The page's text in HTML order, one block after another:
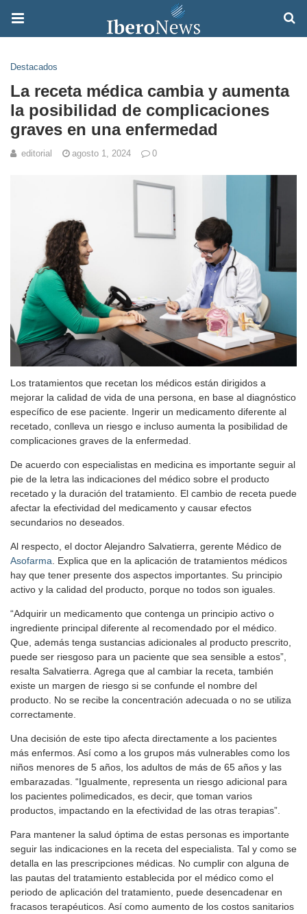
Destacados
La receta médica cambia y aumenta
la posibilidad de complicaciones
graves en una enfermedad
editorial agosto 1, 2024 0
Los tratamientos que recetan los médicos están dirigidos a
mejorar la calidad de vida de una persona, en base al diagnóstico
específico de ese paciente. Ingerir un medicamento diferente al
recetado, conlleva un riesgo e incluso aumenta la posibilidad de
complicaciones graves de la enfermedad.
De acuerdo con especialistas en medicina es importante seguir al
pie de la letra las indicaciones del médico sobre el producto
recetado y la duración del tratamiento. El cambio de receta puede
afectar la efectividad del medicamento y causar efectos
secundarios no deseados.
Al respecto, el doctor Alejandro Salvatierra, gerente Médico de
Asofarma . Explica que en la aplicación de tratamientos médicos
hay que tener presente dos aspectos importantes. Su principio
activo y la calidad del producto, porque no todos son iguales.
“Adquirir un medicamento que contenga un principio activo o
ingrediente principal diferente al recomendado por el médico.
Que, además tenga sustancias adicionales al producto prescrito,
puede ser riesgoso para un paciente que sea sensible a estos”,
resalta Salvatierra. Agrega que al cambiar la receta, también
existe un margen de riesgo si se confunde el nombre del
producto. No se recibe la concentración adecuada o no se utiliza
correctamente.
Una decisión de este tipo afecta directamente a los pacientes
más enfermos. Así como a los grupos más vulnerables como los
niños menores de 5 años, los adultos de más de 65 años y las
embarazadas. “Igualmente, representa un riesgo adicional para
los pacientes polimedicados, es decir, que toman varios
productos, impactando en la efectividad de las otras terapias”.
Para mantener la salud óptima de estas personas es importante
seguir las indicaciones en la receta del especialista. Tal y como se
detalla en las prescripciones médicas. No cumplir con alguna de
las pautas del tratamiento establecida por el médico como el
periodo de aplicación del tratamiento, puede desencadenar en
fracasos terapéuticos. Así como aumento de los costos sanitarios